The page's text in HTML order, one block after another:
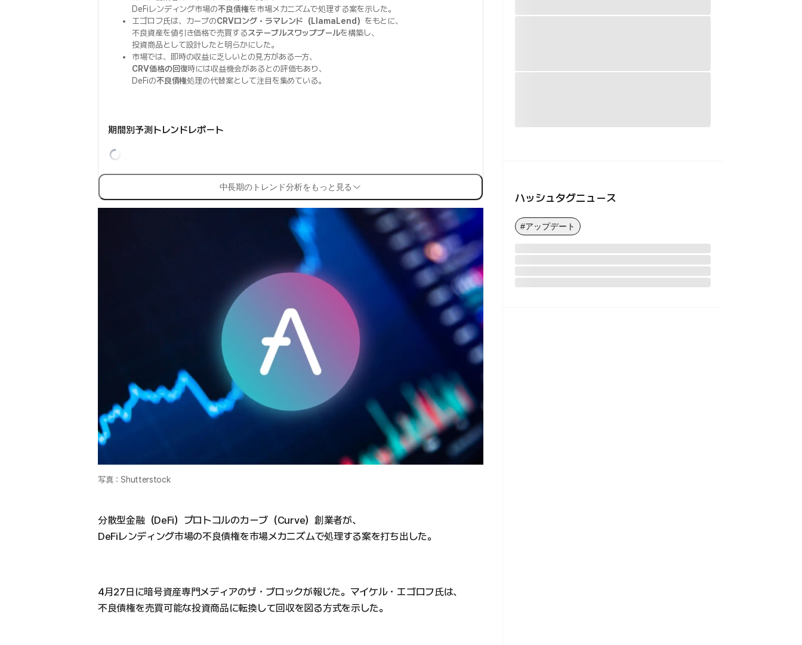
DeFiレンディング市場の不良債権を市場メカニズムで処理する案を示した。
エゴロフ氏は、カーブのCRVロング・ラマレンド（LlamaLend） をもとに、
不良資産を値引き価格で売買するステーブルスワッププールを構築し、
投資商品として設計したと明らかにした。
市場では、即時の収益に乏しいとの見方がある一方、
CRV価格の回復時には収益機会があるとの評価もあり、
DeFiの不良債権処理の代替案として注目を集めている。
期間別予測トレンドレポート
中長期のトレンド分析をもっと見る
写真：Shutterstock
分散型金融（DeFi）プロトコルのカーブ（Curve）創業者が、
DeFiレンディング市場の不良債権を市場メカニズムで処理する案を打ち出した。
4月27日に暗号資産専門メディアのザ・ブロックが報じた。マイケル・エゴロフ氏は、
不良債権を売買可能な投資商品に転換して回収を図る方式を示した。
ハッシュタグニュース
#アップデート